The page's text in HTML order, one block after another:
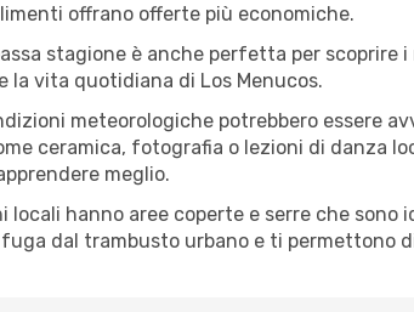
offrano offerte più economiche.
stagione è anche perfetta per scoprire
la vita quotidiana di Los Menucos.
meteorologiche potrebbero essere
ceramica, fotografia o lezioni di danza
meglio.
locali hanno aree coperte e serre che
dal trambusto urbano e ti permettono